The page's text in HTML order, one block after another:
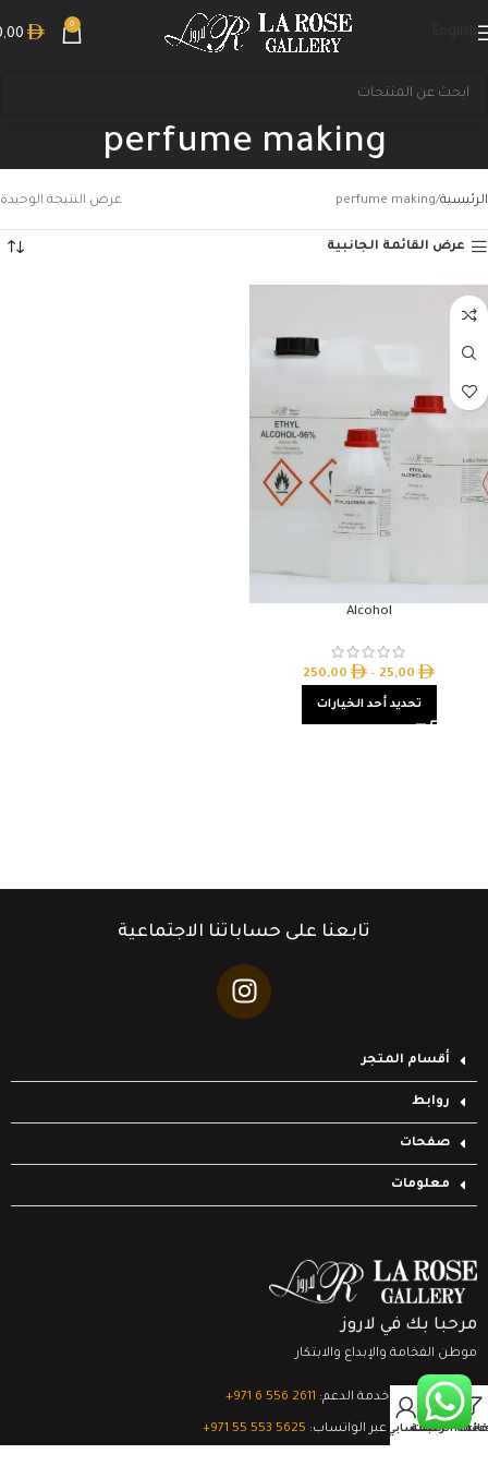
0
perfume making
الرئيسية perfume making عرض النتيجة الوحيدة
عرض القائمة الجانبية
Alcohol
25,00
–
250,00
تحديد أحد الخيارات
تابعنا على حساباتنا الاجتماعية
أقسام المتجر
روابط
صفحات
معلومات
مرحبا بك في لاروز
موطن الفخامة والإبداع والابتكار
تواصل مع خدمة الدعم: ‎+971 6 556 2611
الدعم الفني عبر الواتساب: ‎+971 55 553 5625 قائمة الرغبات
0
السلةحسابي